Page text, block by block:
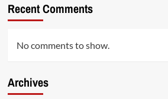
Recent Comments
No comments to show.
Archives